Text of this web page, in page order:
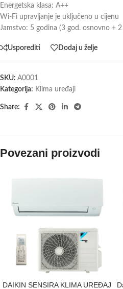
Energetska klasa: A++
Wi-Fi upravljanje je uključeno u cijenu
Jamstvo: 5 godina (3 god. osnovno +
Usporediti Dodaj u želje
SKU: A0001
Kategorija: Klima uređaji
Share:
Povezani proizvodi
DAIKIN SENSIRA KLIMA UREĐAJ